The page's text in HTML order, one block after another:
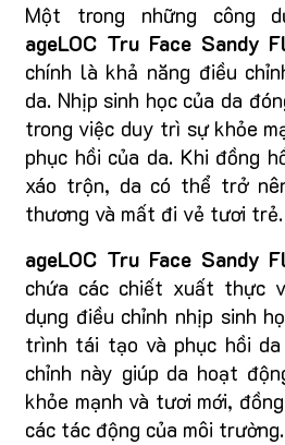
Một trong những công
ageLOC Tru Face Sandy
chính là khả năng điều
da. Nhịp sinh học của da
trong việc duy trì sự khỏe
phục hồi của da. Khi đồng
xáo trộn, da có thể trở
thương và mất đi vẻ tươi trẻ.
ageLOC Tru Face Sandy
chứa các chiết xuất thực
dụng điều chỉnh nhịp sinh
trình tái tạo và phục hồi da
chỉnh này giúp da hoạt
khỏe mạnh và tươi mới,
các tác động của môi trường.